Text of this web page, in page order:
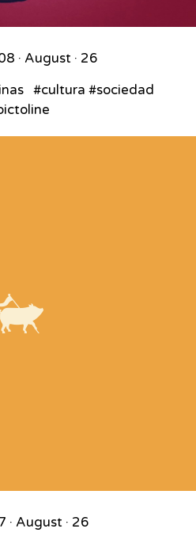
· August · 26
#cultura #sociedad
· August · 26